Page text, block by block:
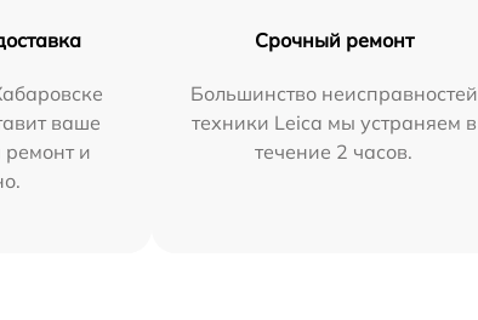
ваше
ремонт и
Срочный ремонт
Большинство неисправностей
техники Leica мы устраняем в
течение 2 часов.